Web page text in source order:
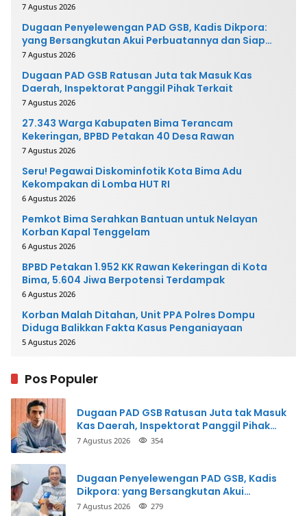
7 Agustus 2026
Dugaan Penyelewengan PAD GSB, Kadis Dikpora:
yang Bersangkutan Akui Perbuatannya dan Siap
Mengembalikan Uang
7 Agustus 2026
Dugaan PAD GSB Ratusan Juta tak Masuk Kas
Daerah, Inspektorat Panggil Pihak Terkait
7 Agustus 2026
27.343 Warga Kabupaten Bima Terancam
Kekeringan, BPBD Petakan 40 Desa Rawan
7 Agustus 2026
Seru! Pegawai Diskominfotik Kota Bima Adu
Kekompakan di Lomba HUT RI
6 Agustus 2026
Pemkot Bima Serahkan Bantuan untuk Nelayan
Korban Kapal Tenggelam
6 Agustus 2026
BPBD Petakan 1.952 KK Rawan Kekeringan di Kota
Bima, 5.604 Jiwa Berpotensi Terdampak
6 Agustus 2026
Korban Malah Ditahan, Unit PPA Polres Dompu
Diduga Balikkan Fakta Kasus Penganiayaan
5 Agustus 2026
Pos Populer
Dugaan PAD GSB Ratusan Juta tak Masuk
Kas Daerah, Inspektorat Panggil Pihak
Terkait
7 Agustus 2026 354
Dugaan Penyelewengan PAD GSB, Kadis
Dikpora: yang Bersangkutan Akui
Perbuatannya dan Siap Mengembalikan
7 Agustus 2026 279